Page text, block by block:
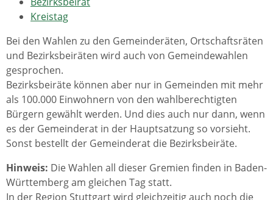
Kreistag
Bei den Wahlen zu den Gemeinderäten, Ortschaftsräten
und Bezirksbeiräten wird auch von Gemeindewahlen
gesprochen.
Bezirksbeiräte können aber nur in Gemeinden mit mehr
als 100.000 Einwohnern von den wahlberechtigten
Bürgern gewählt werden. Und dies auch nur dann, wenn
es der Gemeinderat in der Hauptsatzung so vorsieht.
Sonst bestellt der Gemeinderat die Bezirksbeiräte.
Hinweis: Die Wahlen all dieser Gremien finden in Baden-
Württemberg am gleichen Tag statt.
In der Region Stuttgart wird gleichzeitig auch noch die